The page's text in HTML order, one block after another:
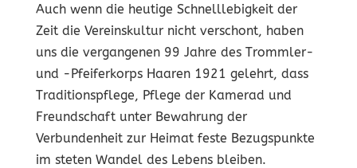
Auch wenn die heutige Schnelllebigkeit der
Zeit die Vereinskultur nicht verschont, haben
uns die vergangenen 99 Jahre des Trommler-
und -Pfeiferkorps Haaren 1921 gelehrt, dass
Traditionspflege, Pflege der Kamerad und
Freundschaft unter Bewahrung der
Verbundenheit zur Heimat feste Bezugspunkte
im steten Wandel des Lebens bleiben.